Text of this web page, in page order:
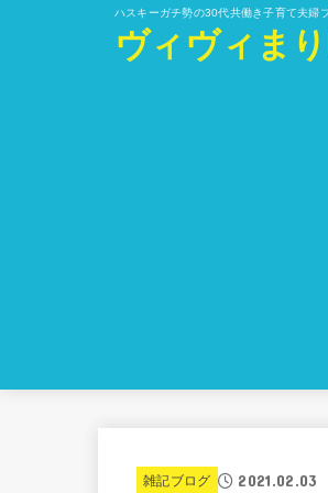
ハスキーガチ勢の30代共働き子育て夫婦
ヴィヴィま
雑記ブログ 2021.02.03